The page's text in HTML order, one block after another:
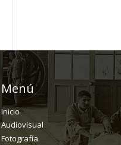
Menú
Inicio
Audiovisual
Fotografía